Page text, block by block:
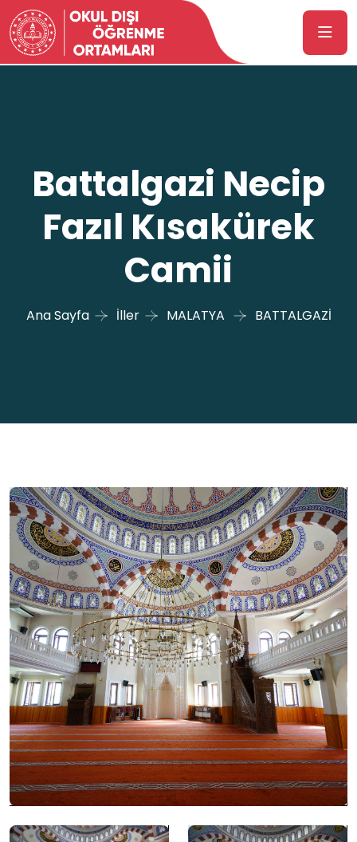
Battalgazi Necip
Fazıl Kısakürek
Camii
Ana Sayfa İller MALATYA BATTALGAZİ